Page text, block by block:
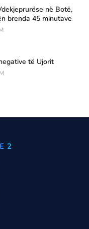
në Botë,
brenda 45 minutave
të Ujorit
2